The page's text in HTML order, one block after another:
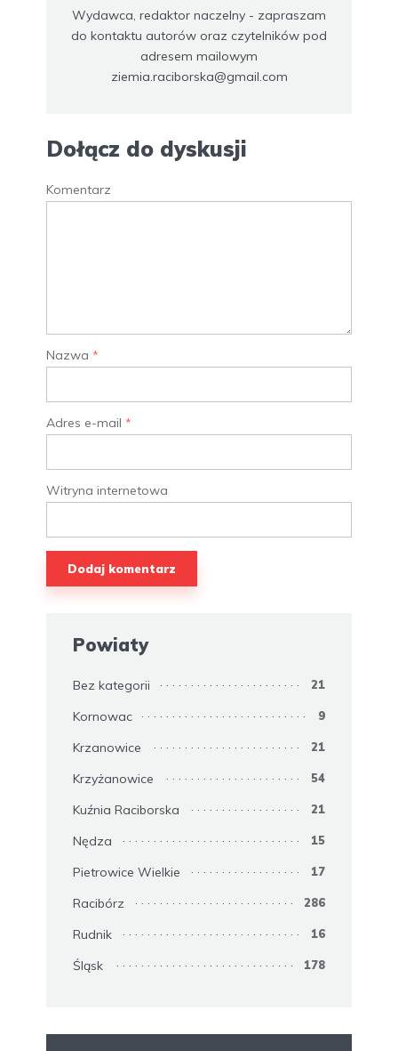
Wydawca, redaktor naczelny - zapraszam
do kontaktu autorów oraz czytelników pod
adresem mailowym
ziemia.raciborska@gmail.com
Dołącz do dyskusji
Komentarz
Nazwa *
Adres e-mail *
Witryna internetowa
Powiaty
Bez kategorii 21
Kornowac 9
Krzanowice 21
Krzyżanowice 54
Kuźnia Raciborska 21
Nędza 15
Pietrowice Wielkie 17
Racibórz 286
Rudnik 16
Śląsk 178